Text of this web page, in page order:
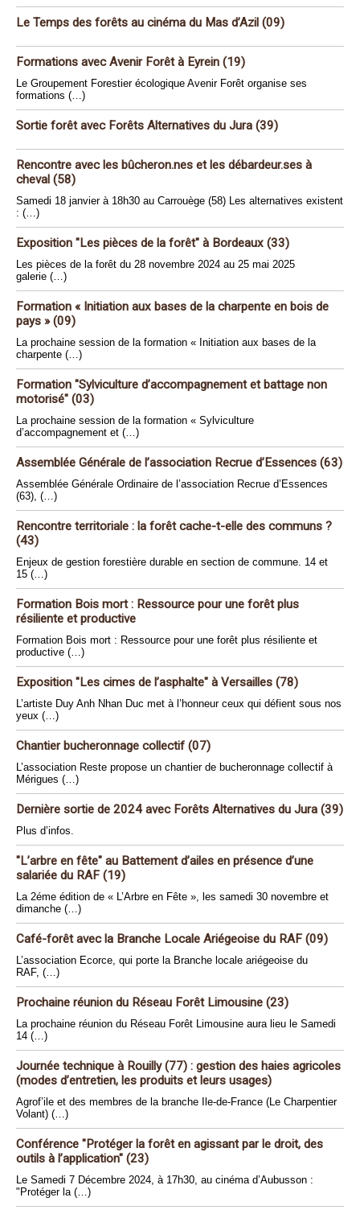
Le Temps des forêts au cinéma du Mas d’Azil (09)
Formations avec Avenir Forêt à Eyrein (19)
Le Groupement Forestier écologique Avenir Forêt organise ses
formations (…)
Sortie forêt avec Forêts Alternatives du Jura (39)
Rencontre avec les bûcheron.nes et les débardeur.ses à
cheval (58)
Samedi 18 janvier à 18h30 au Carrouège (58) Les alternatives existent
: (…)
Exposition "Les pièces de la forêt" à Bordeaux (33)
Les pièces de la forêt du 28 novembre 2024 au 25 mai 2025
galerie (…)
Formation « Initiation aux bases de la charpente en bois de
pays » (09)
La prochaine session de la formation « Initiation aux bases de la
charpente (…)
Formation "Sylviculture d’accompagnement et battage non
motorisé" (03)
La prochaine session de la formation « Sylviculture
d’accompagnement et (…)
Assemblée Générale de l’association Recrue d’Essences (63)
Assemblée Générale Ordinaire de l’association Recrue d’Essences
(63), (…)
Rencontre territoriale : la forêt cache-t-elle des communs ?
(43)
Enjeux de gestion forestière durable en section de commune. 14 et
15 (…)
Formation Bois mort : Ressource pour une forêt plus
résiliente et productive
Formation Bois mort : Ressource pour une forêt plus résiliente et
productive (…)
Exposition "Les cimes de l’asphalte" à Versailles (78)
L’artiste Duy Anh Nhan Duc met à l’honneur ceux qui défient sous nos
yeux (…)
Chantier bucheronnage collectif (07)
L’association Reste propose un chantier de bucheronnage collectif à
Mérigues (…)
Dernière sortie de 2024 avec Forêts Alternatives du Jura (39)
Plus d’infos.
"L’arbre en fête" au Battement d’ailes en présence d’une
salariée du RAF (19)
La 2éme édition de « L’Arbre en Fête », les samedi 30 novembre et
dimanche (…)
Café-forêt avec la Branche Locale Ariégeoise du RAF (09)
L’association Ecorce, qui porte la Branche locale ariégeoise du
RAF, (…)
Prochaine réunion du Réseau Forêt Limousine (23)
La prochaine réunion du Réseau Forêt Limousine aura lieu le Samedi
14 (…)
Journée technique à Rouilly (77) : gestion des haies agricoles
(modes d’entretien, les produits et leurs usages)
Agrof’ile et des membres de la branche Ile-de-France (Le Charpentier
Volant) (…)
Conférence "Protéger la forêt en agissant par le droit, des
outils à l’application" (23)
Le Samedi 7 Décembre 2024, à 17h30, au cinéma d’Aubusson :
"Protéger la (…)